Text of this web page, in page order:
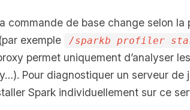
commande de base change selon la
exemple /sparkb profiler
permet uniquement d’analyser
Pour diagnostiquer un serveur de
Spark individuellement sur ce